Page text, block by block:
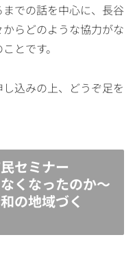
での話を中心に、長谷
らどのような協力がな
とです。
込みの上、どうぞ足を
セミナー
くなったのか〜
の地域づく